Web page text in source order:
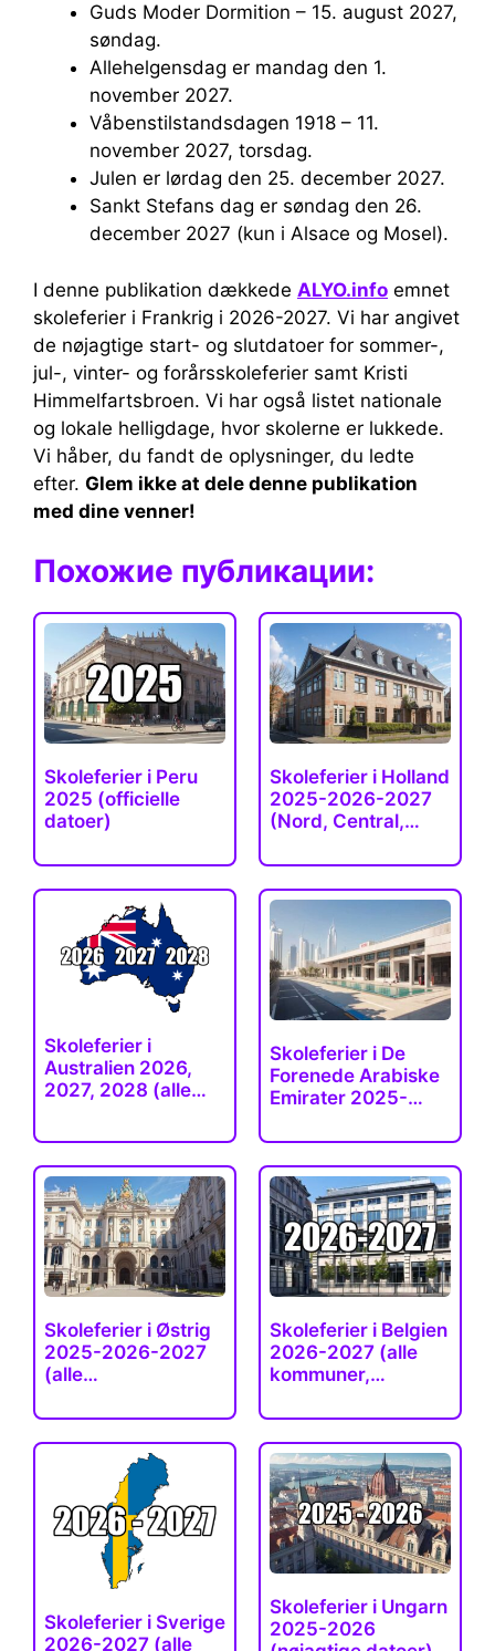
Guds Moder Dormition – 15. august 2027,
søndag.
Allehelgensdag er mandag den 1.
november 2027.
Våbenstilstandsdagen 1918 – 11.
november 2027, torsdag.
Julen er lørdag den 25. december 2027.
Sankt Stefans dag er søndag den 26.
december 2027 (kun i Alsace og Mosel).
I denne publikation dækkede ALYO.info emnet
skoleferier i Frankrig i 2026-2027. Vi har angivet
de nøjagtige start- og slutdatoer for sommer-,
jul-, vinter- og forårsskoleferier samt Kristi
Himmelfartsbroen. Vi har også listet nationale
og lokale helligdage, hvor skolerne er lukkede.
Vi håber, du fandt de oplysninger, du ledte
efter. Glem ikke at dele denne publikation
med dine venner!
Похожие публикации:
Skoleferier i Peru
2025 (officielle
datoer)
Skoleferier i Holland
2025-2026-2027
(Nord, Central,
Skoleferier i
Australien 2026,
2027, 2028 (alle…
Skoleferier i De
Forenede Arabiske
Emirater 2025-
Skoleferier i Østrig
2025-2026-2027
(alle…
Skoleferier i Belgien
2026-2027 (alle
kommuner,…
Skoleferier i Sverige
2026-2027 (alle
Skoleferier i Ungarn
2025-2026